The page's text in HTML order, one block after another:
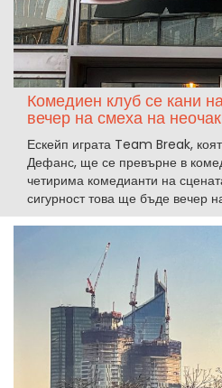
Комедиен клуб се кани
вечер на смеха на
Ескейп играта Team Break,
Дефанс, ще се превърне в
четирима комедианти на
сигурност това ще бъде вечер